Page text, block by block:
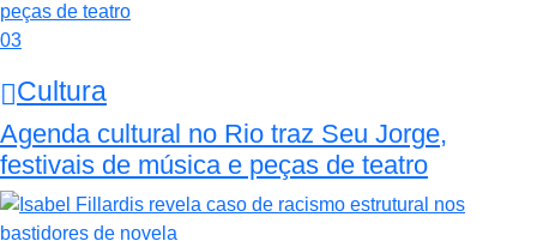
03
Cultura
Agenda cultural no Rio traz Seu Jorge,
festivais de música e peças de teatro